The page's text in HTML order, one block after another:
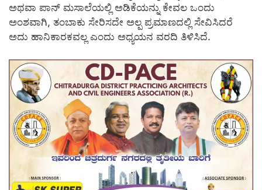
ಅಥವಾ ಪಾನ್ ಮಸಾಲೆಯಲ್ಲಿ ಅಡಿಕೆಯನ್ನು ಕೇವಲ ಒಂದು
ಅಂಶವಾಗಿ, ತಂಬಾಕು ಸೇರಿಸದೇ ಅಲ್ಪ ಪ್ರಮಾಣದಲ್ಲಿ ಸೇವಿಸಿದರೆ
ಅದು ಹಾನಿಕಾರಕವಲ್ಲ ಎಂದು ಅಧ್ಯಯನ ವರದಿ ತಿಳಿಸಿದೆ.